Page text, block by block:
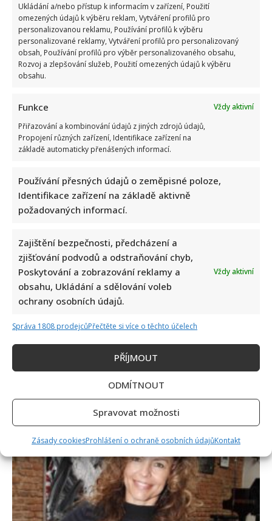
Ukládání a/nebo přístup k informacím v zařízení, Použití
omezených údajů k výběru reklam, Vytváření profilů pro
personalizovanou reklamu, Používání profilů k výběru
personalizované reklamy, Vytváření profilů pro personalizovaný
obsah, Používání profilů pro výběr personalizovaného obsahu,
Rozvoj a zlepšování služeb, Použití omezených údajů k výběru
obsahu.
Funkce
Vždy aktivní
Přiřazování a kombinování údajů z jiných zdrojů údajů,
Propojení různých zařízení, Identifikace zařízení na
základě automaticky přenášených informací.
Používání přesných údajů o zeměpisné poloze,
Identifikace zařízení na základě aktivně
požadovaných informací.
Zajištění bezpečnosti, předcházení a
zjišťování podvodů a odstraňování chyb,
Poskytování a zobrazování reklamy a
obsahu, Ukládání a sdělování voleb
ochrany osobních údajů.
Vždy aktivní
Správa 1808 prodejcůPřečtěte si více o těchto účelech
PŘÍJMOUT
ODMÍTNOUT
Spravovat možnosti
Zásady cookiesProhlášení o ochraně osobních údajůKontakt
Petr Macinka se pochlubil vzácnými fotkami své
6. 8. 2026
Celebrity
Leoš Mareš odhalil, kolik stojí synovo studium na
Floridě: Jde o více než milion ročně